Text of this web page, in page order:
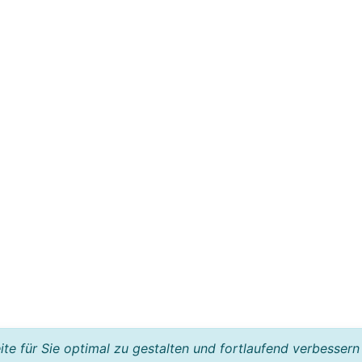
für Sie optimal zu gestalten und fortlaufend